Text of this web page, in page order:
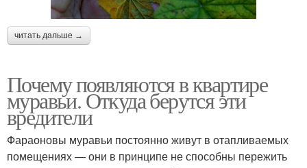
читать дальше →
Почему появляются в квартире
муравьи. Откуда берутся эти
вредители
Фараоновы муравьи постоянно живут в отапливаемых
помещениях — они в принципе не способны пережить